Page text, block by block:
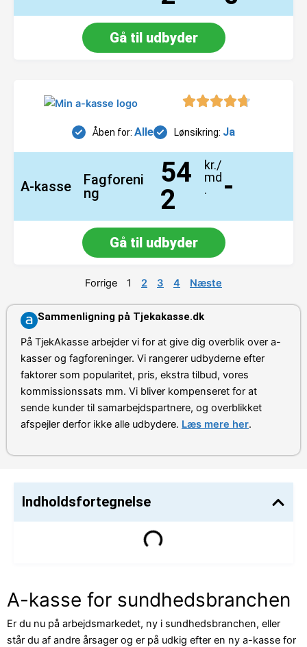
Gå til udbyder
Åben for: Alle Lønsikring: Ja
A-kasse
Fagforeni
ng
54
2
kr./
md
.
-
Gå til udbyder
Forrige 1 2 3 4 Næste
Sammenligning på Tjekakasse.dk
På TjekAkasse arbejder vi for at give dig overblik over a-
kasser og fagforeninger. Vi rangerer udbyderne efter
faktorer som popularitet, pris, ekstra tilbud, vores
kommissionssats mm. Vi bliver kompenseret for at
sende kunder til samarbejdspartnere, og overblikket
afspejler derfor ikke alle udbydere. Læs mere her.
Indholdsfortegnelse
A-kasse for sundhedsbranchen
Er du nu på arbejdsmarkedet, ny i sundhedsbranchen, eller
står du af andre årsager og er på udkig efter en ny a-kasse for